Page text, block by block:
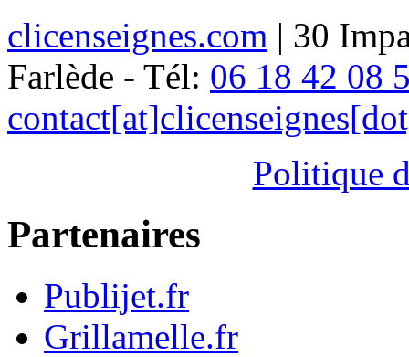
clicenseignes.com | 30
Farlède - Tél: 06 18 42 08
Politique
Partenaires
Publijet.fr
Grillamelle.fr